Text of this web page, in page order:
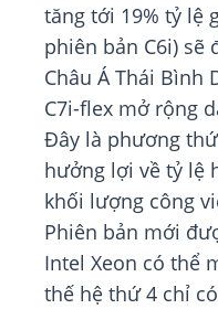
tăng tới 19% tỷ lệ
phiên bản C6i) sẽ
Châu Á Thái Bình
C7i-flex mở rộng
Đây là phương
hưởng lợi về tỷ lệ
khối lượng công
Phiên bản mới
Intel Xeon có thể
thế hệ thứ 4 chỉ